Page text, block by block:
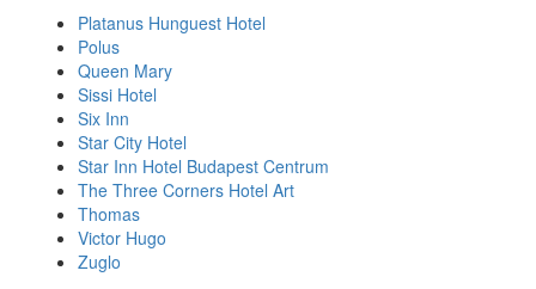
Platanus Hunguest Hotel
Polus
Queen Mary
Sissi Hotel
Six Inn
Star City Hotel
Star Inn Hotel Budapest Centrum
The Three Corners Hotel Art
Thomas
Victor Hugo
Zuglo